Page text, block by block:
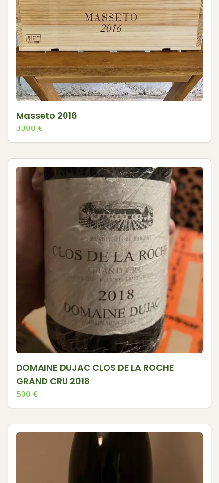
Masseto 2016
3000 €
DOMAINE DUJAC CLOS DE LA ROCHE
GRAND CRU 2018
500 €